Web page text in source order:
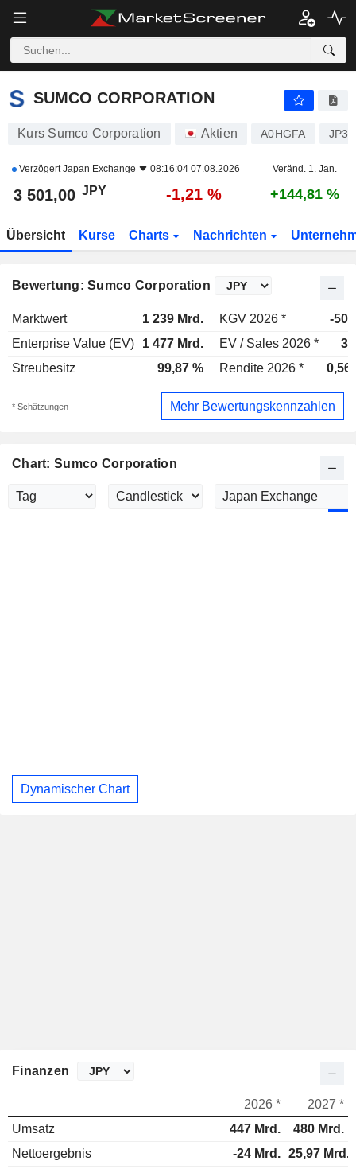
SUMCO CORPORATION
SUMCO CORPORATION
Kurs Sumco Corporation Aktien A0HGFA
VerzögertJapan Exchange 08:16:04 07.08.2026 Veränd. 1. Jan.
3 501,00 JPY -1,21 % +144,81 %
Übersicht Kurse Charts Nachrichten
Bewertung: Sumco Corporation
Marktwert 1 239 Mrd. KGV 2026 *
-
Enterprise Value (EV)
1 477 Mrd. EV / Sales 2026 *
Streubesitz
99,87 % Rendite 2026 * 0,56
* Schätzungen Mehr Bewertungskennzahlen
Chart: Sumco Corporation
Dynamischer Chart
Finanzen
2026 *
2027 *
Umsatz
447 Mrd.
480 Mrd.
Nettoergebnis
-24 Mrd. 25,97 Mrd.